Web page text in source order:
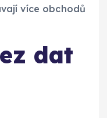
více obchodů
dat